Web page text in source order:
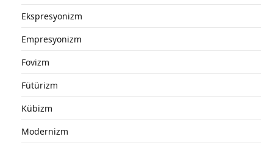
Ekspresyonizm
Empresyonizm
Fovizm
Fütürizm
Kübizm
Modernizm